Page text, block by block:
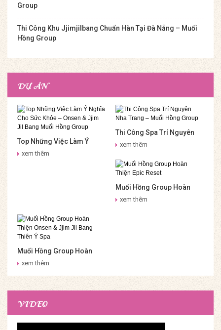
Group
Thi Công Khu Jjimjilbang Chuẩn Hàn Tại Đà Nẵng – Muối
Hồng Group
DỰ ÁN
Top Những Việc Làm Ý
Nghĩa Cho Sức Khỏe –
xem thêm
Thi Công Spa Trí Nguyên
Nha Trang – Muối Hồng
xem thêm
Muối Hồng Group Hoàn
Thiện Epic Reset
xem thêm
Muối Hồng Group Hoàn
Thiện Onsen & Jjim Jil
xem thêm
VIDEO